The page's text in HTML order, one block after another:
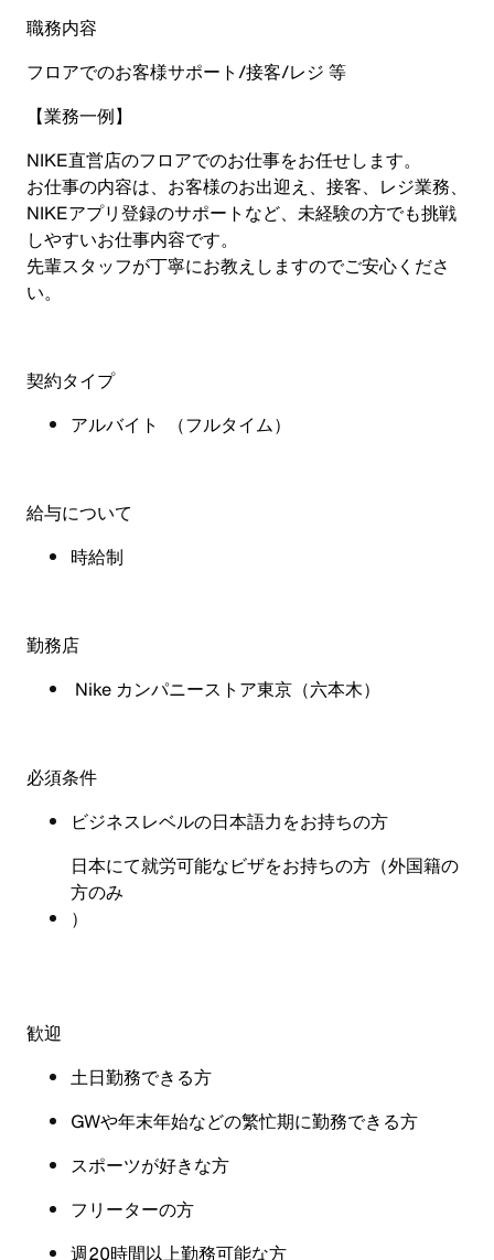
職務内容
フロアでのお客様サポート/接客/レジ 等
【業務一例】
NIKE直営店のフロアでのお仕事をお任せします。
お仕事の内容は、お客様のお出迎え、接客、レジ業務、
NIKEアプリ登録のサポートなど、未経験の方でも挑戦
しやすいお仕事内容です。
先輩スタッフが丁寧にお教えしますのでご安心くださ
い。
契約タイプ
アルバイト
（フルタイム）
給与について
時給制
勤務店
Nike カンパニーストア東京（六本木）
必須条件
ビジネスレベルの日本語力をお持ちの方
日本にて就労可能なビザをお持ちの方（外国籍の
方のみ
）
歓迎
土日勤務できる方
GWや年末年始などの繁忙期に勤務できる方
スポーツが好きな方
フリーターの方
週20時間以上勤務可能な方